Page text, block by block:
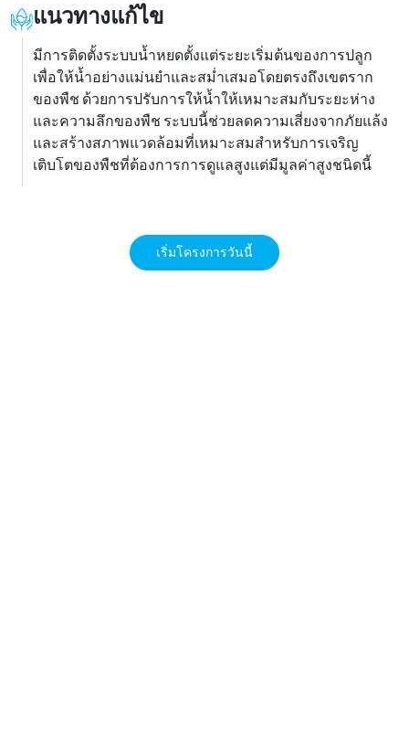
แนวทางแก้ไข
มีการติดตั้งระบบน้ำหยดตั้งแต่ระยะเริ่มต้นของการปลูก
เพื่อให้น้ำอย่างแม่นยำและสม่ำเสมอโดยตรงถึงเขตราก
ของพืช ด้วยการปรับการให้น้ำให้เหมาะสมกับระยะห่าง
และความลึกของพืช ระบบนี้ช่วยลดความเสี่ยงจากภัยแล้ง
และสร้างสภาพแวดล้อมที่เหมาะสมสำหรับการเจริญ
เติบโตของพืชที่ต้องการการดูแลสูงแต่มีมูลค่าสูงชนิดนี้
เริ่มโครงการวันนี้